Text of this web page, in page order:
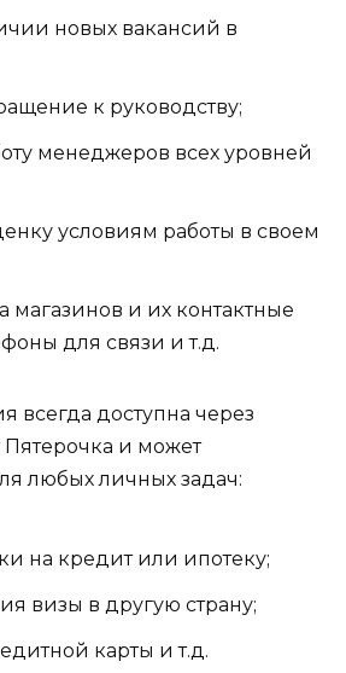
новых вакансий в
к руководству;
менеджеров всех уровней
условиям работы в своем
магазинов и их контактные
для связи и т.д.
всегда доступна через
и может
любых личных задач:
на кредит или ипотеку;
визы в другую страну;
карты и т.д.